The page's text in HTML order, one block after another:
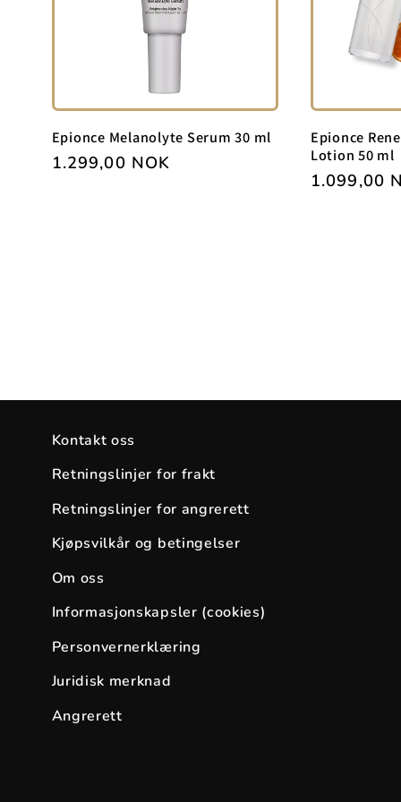
Epionce Melanolyte Serum 30 ml
Vanlig
1.299,00 NOK
Epionce
Lotion 50 ml
Vanlig
1.099,00
Kontakt oss
Retningslinjer for frakt
Retningslinjer for angrerett
Kjøpsvilkår og betingelser
Om oss
Informasjonskapsler (cookies)
Personvernerklæring
Juridisk merknad
Angrerett